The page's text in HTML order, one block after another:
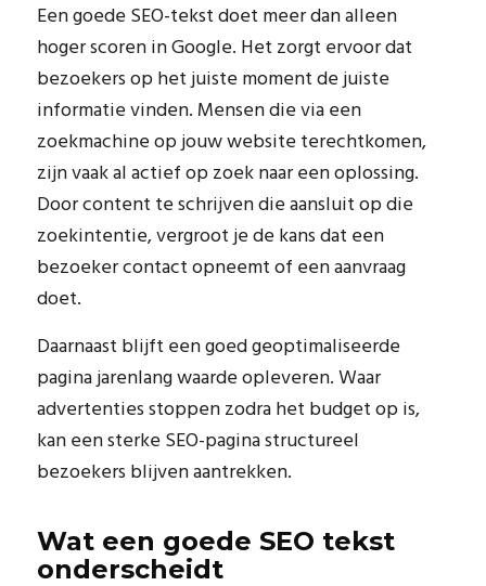
Een goede SEO-tekst doet meer dan alleen
hoger scoren in Google. Het zorgt ervoor dat
bezoekers op het juiste moment de juiste
informatie vinden. Mensen die via een
zoekmachine op jouw website terechtkomen,
zijn vaak al actief op zoek naar een oplossing.
Door content te schrijven die aansluit op die
zoekintentie, vergroot je de kans dat een
bezoeker contact opneemt of een aanvraag
doet.
Daarnaast blijft een goed geoptimaliseerde
pagina jarenlang waarde opleveren. Waar
advertenties stoppen zodra het budget op is,
kan een sterke SEO-pagina structureel
bezoekers blijven aantrekken.
Wat een goede SEO tekst
onderscheidt